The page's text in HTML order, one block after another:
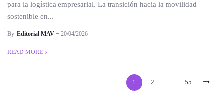
para la logística empresarial. La transición hacia la movilidad
sostenible en...
By Editorial MAV 20/04/2026
READ MORE
1 2 … 55